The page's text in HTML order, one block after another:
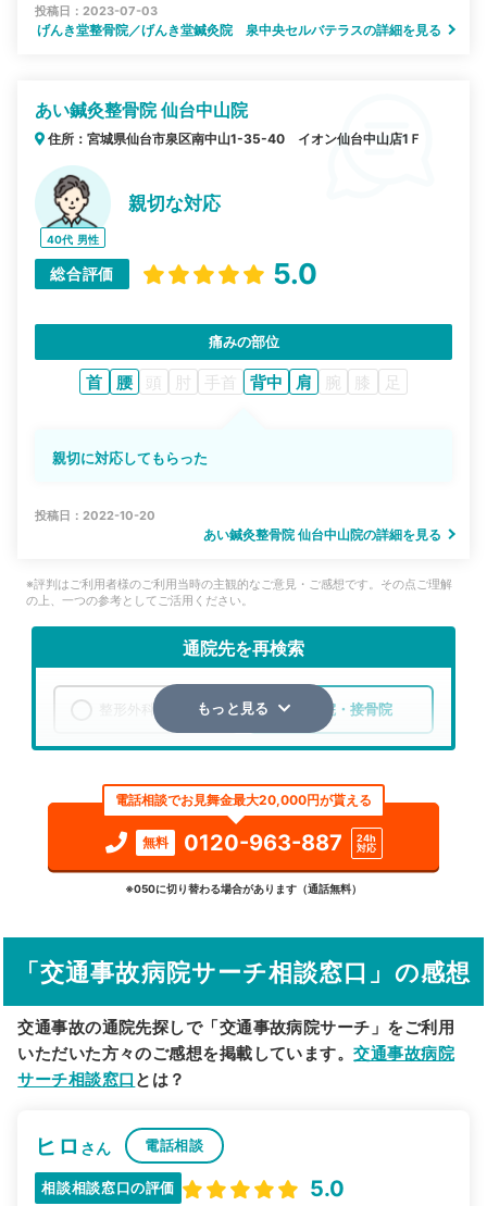
投稿日：2023-07-03
げんき堂整骨院／げんき堂鍼灸院 泉中央セルバテラスの詳細を見る
あい鍼灸整骨院 仙台中山院
住所：宮城県仙台市泉区南中山1-35-40 イオン仙台中山店1Ｆ
40代 男性
親切な対応
総合評価 5.0
痛みの部位
首 腰 頭 肘 手首 背中 肩 腕 膝 足
親切に対応してもらった
投稿日：2022-10-20
あい鍼灸整骨院 仙台中山院の詳細を見る
※評判はご利用者様のご利用当時の主観的なご意見・ご感想です。その点ご理解
の上、一つの参考としてご活用ください。
通院先を再検索
整形外科 整骨院・接骨院
検索する
詳細条件で絞り込む
駅から探す 院名から探す
もっと見る
電話相談でお見舞金最大20,000円が貰える
無料 0120-963-887
24h
対応
※050に切り替わる場合があります（通話無料）
「交通事故病院サーチ相談窓口」の感想
交通事故の通院先探しで「交通事故病院サーチ」をご利用
いただいた方々のご感想を掲載しています。交通事故病院
サーチ相談窓口 とは？
ヒロ さん 電話相談
相談相談窓口の評価 5.0